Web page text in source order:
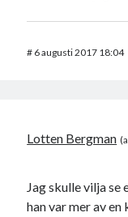
# 6 augusti 2017 18:04
Lotten Bergman
Jag skulle vilja se
han var mer av